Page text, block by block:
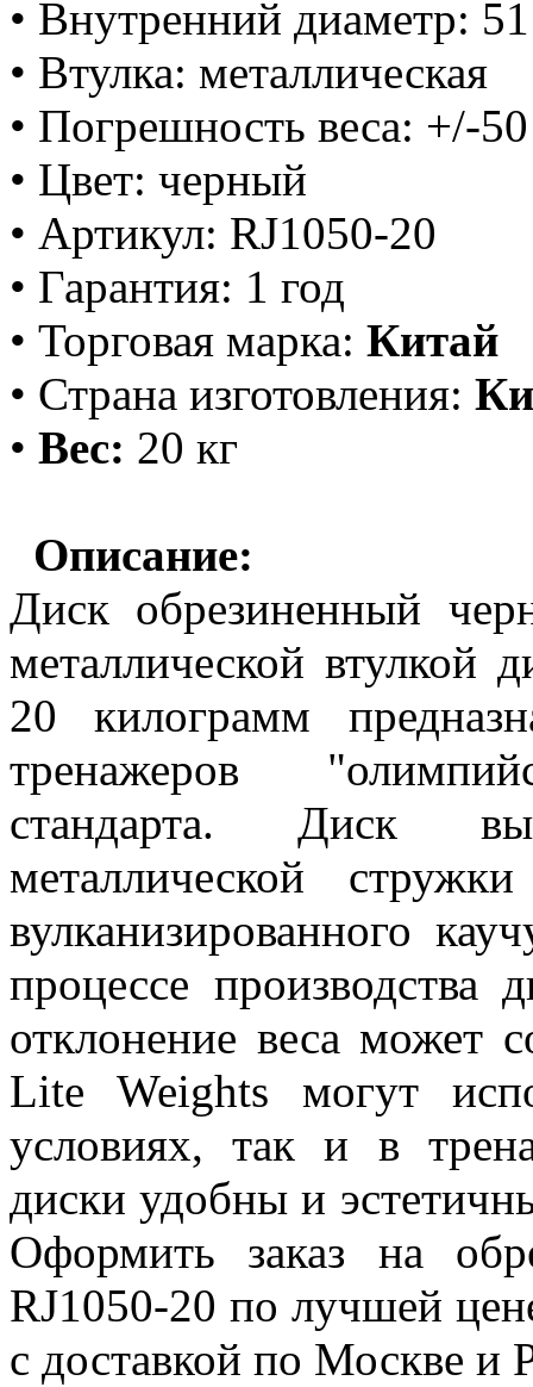
• Внутренний диаметр:
• Втулка: металлическая
• Погрешность веса: +/-
• Цвет: черный
• Артикул: RJ1050-20
• Гарантия: 1 год
• Торговая марка: Китай
• Страна изготовления: Ки
• Вес: 20 кг
Описание:
Диск обрезиненный
металлической втулкой
20 килограмм
тренажеров
стандарта. Диск
металлической
вулканизированного
процессе производства
отклонение веса может
Lite Weights могут
условиях, так и в
диски удобны и
Оформить заказ на
RJ1050-20 по лучшей
с доставкой по Москве и